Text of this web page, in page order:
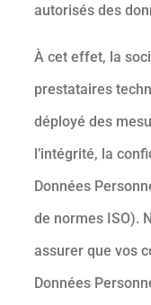
autorisés des
À cet effet, la
prestataires
déployé des
l’intégrité, la
Données
de normes ISO).
assurer que vos
Données